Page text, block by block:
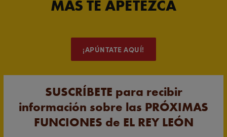
MÁS TE APETEZCA
¡APÚNTATE AQUÍ!
SUSCRÍBETE para recibir
información sobre las PRÓXIMAS
FUNCIONES de EL REY LEÓN